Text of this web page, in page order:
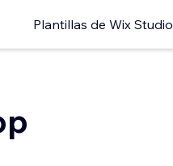
Plantillas de Wix Studio